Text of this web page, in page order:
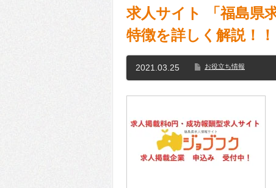
求人サイト 「福島県
特徴を詳しく解説！！
2021.03.25 お役立ち情報